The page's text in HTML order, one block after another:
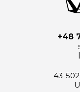
+48
43-